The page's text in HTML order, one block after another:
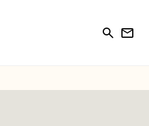
search newsletter